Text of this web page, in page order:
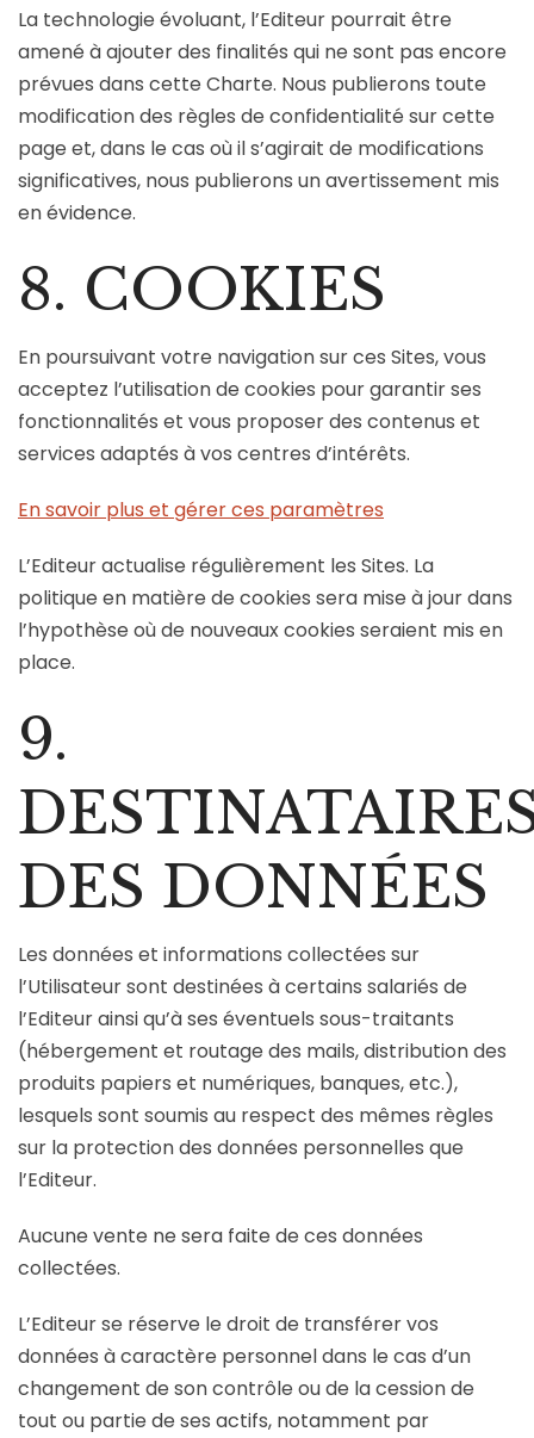
La technologie évoluant, l’Editeur pourrait être
amené à ajouter des finalités qui ne sont pas encore
prévues dans cette Charte. Nous publierons toute
modification des règles de confidentialité sur cette
page et, dans le cas où il s’agirait de modifications
significatives, nous publierons un avertissement mis
en évidence.
8. COOKIES
En poursuivant votre navigation sur ces Sites, vous
acceptez l’utilisation de cookies pour garantir ses
fonctionnalités et vous proposer des contenus et
services adaptés à vos centres d’intérêts.
En savoir plus et gérer ces paramètres
L’Editeur actualise régulièrement les Sites. La
politique en matière de cookies sera mise à jour dans
l’hypothèse où de nouveaux cookies seraient mis en
place.
9.
DES DONNÉES
Les données et informations collectées sur
l’Utilisateur sont destinées à certains salariés de
l’Editeur ainsi qu’à ses éventuels sous-traitants
(hébergement et routage des mails, distribution des
produits papiers et numériques, banques, etc.),
lesquels sont soumis au respect des mêmes règles
sur la protection des données personnelles que
l’Editeur.
Aucune vente ne sera faite de ces données
collectées.
L’Editeur se réserve le droit de transférer vos
données à caractère personnel dans le cas d’un
changement de son contrôle ou de la cession de
tout ou partie de ses actifs, notamment par